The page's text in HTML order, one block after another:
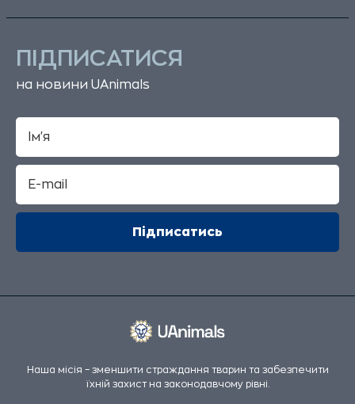
ПІДПИСАТИСЯ
на новини UAnimals
Наша місія – зменшити страждання тварин та забезпечити
їхній захист на законодавчому рівні.